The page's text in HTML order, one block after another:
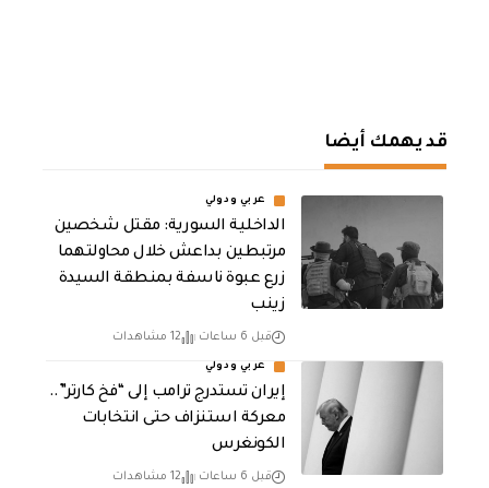
قد يهمك أيضا
عربي ودولي
الداخلية السورية: مقتل شخصين
مرتبطين بداعش خلال محاولتهما
زرع عبوة ناسفة بمنطقة السيدة
زينب
قبل 6 ساعات 12 مشاهدات
عربي ودولي
إيران تستدرج ترامب إلى “فخ كارتر”..
معركة استنزاف حتى انتخابات
الكونغرس
قبل 6 ساعات 12 مشاهدات